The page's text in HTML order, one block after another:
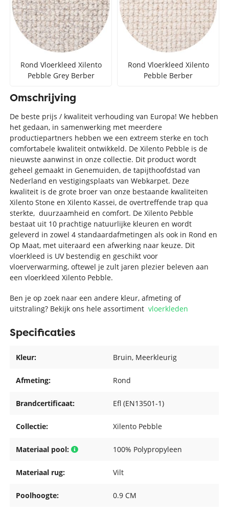
Rond Vloerkleed Xilento
Pebble Grey Berber
Rond Vloerkleed Xilento
Pebble Berber
Omschrijving
De beste prijs / kwaliteit verhouding van Europa! We hebben
het gedaan, in samenwerking met meerdere
productiepartners hebben we een extreem sterke en toch
comfortabele kwaliteit ontwikkeld. De Xilento Pebble is de
nieuwste aanwinst in onze collectie. Dit product wordt
geheel gemaakt in Genemuiden, de tapijthoofdstad van
Nederland en vestigingsplaats van Webkarpet. Deze
kwaliteit is de grote broer van onze bestaande kwaliteiten
Xilento Stone en Xilento Kassei, de overtreffende trap qua
sterkte, duurzaamheid en comfort. De Xilento Pebble
bestaat uit 10 prachtige natuurlijke kleuren en wordt
geleverd in zowel 4 standaardafmetingen als ook in Rond en
Op Maat, met uiteraard een afwerking naar keuze. Dit
vloerkleed is UV bestendig en geschikt voor
vloerverwarming, oftewel je zult jaren plezier beleven aan
een vloerkleed Xilento Pebble.
Ben je op zoek naar een andere kleur, afmeting of
uitstraling? Bekijk ons hele assortimentvloerkleden
Specificaties
Kleur: Bruin, Meerkleurig
Afmeting: Rond
Brandcertificaat: Efl (EN13501-1)
Collectie: Xilento Pebble
Materiaal pool: 100% Polypropyleen
Materiaal rug: Vilt
Poolhoogte: 0.9 CM